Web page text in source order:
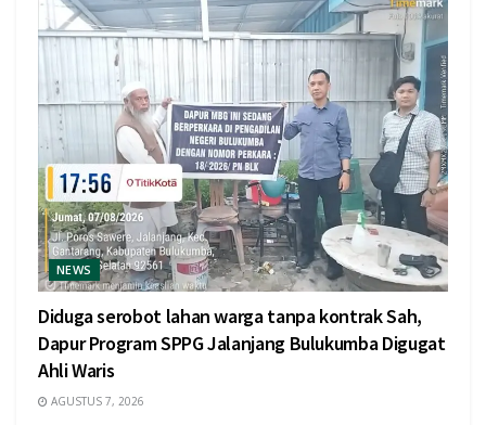
NEWS
Diduga serobot lahan warga tanpa kontrak Sah,
Dapur Program SPPG Jalanjang Bulukumba Digugat
Ahli Waris
AGUSTUS 7, 2026